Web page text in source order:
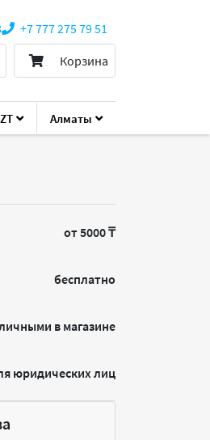
Алматы
+7 777 275 79 51
Корзина
от 5000 ₸
бесплатно
в магазине
юридических лиц